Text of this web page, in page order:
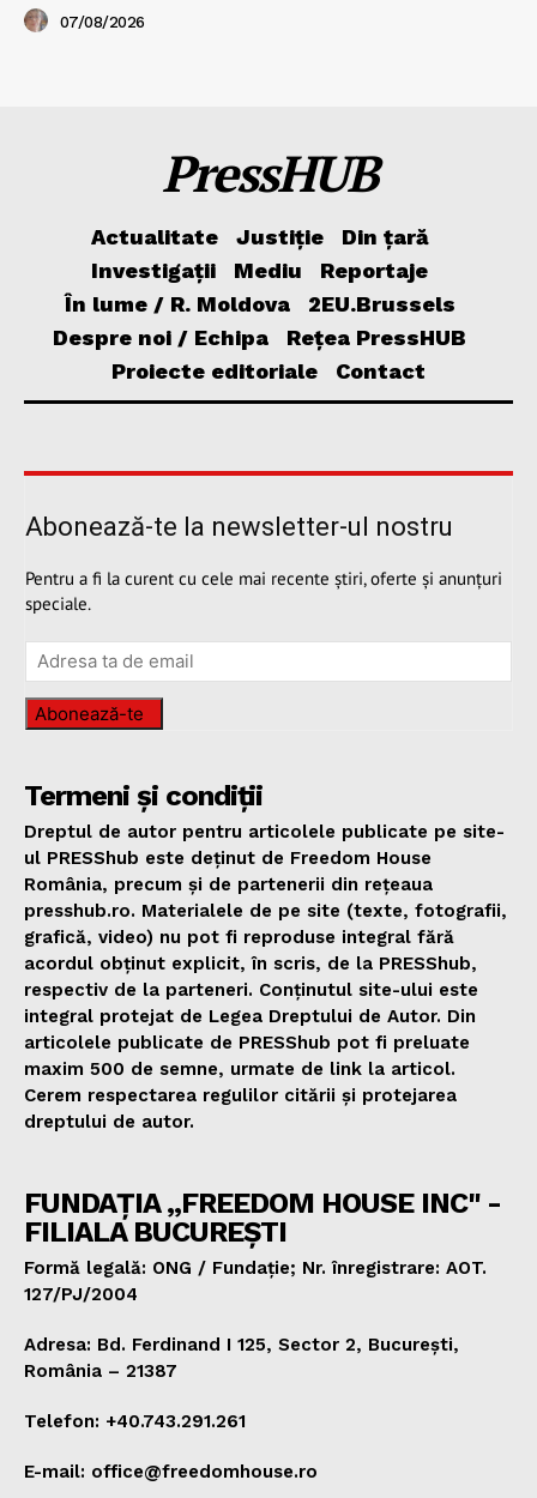
07/08/2026
PressHUB
Actualitate Justiție
Din țară
Investigații
Mediu
Reportaje
În lume / R. Moldova
2EU.Brussels
Despre noi / Echipa
Rețea PressHUB
Proiecte editoriale
Contact
Abonează-te la newsletter-ul nostru
Pentru a fi la curent cu cele mai recente știri, oferte și anunțuri
speciale.
Abonează-te
Termeni și condiții
Dreptul de autor pentru articolele publicate pe site-
ul PRESShub este deținut de Freedom House
România, precum și de partenerii din rețeaua
presshub.ro. Materialele de pe site (texte, fotografii,
grafică, video) nu pot fi reproduse integral fără
acordul obținut explicit, în scris, de la PRESShub,
respectiv de la parteneri. Conținutul site-ului este
integral protejat de Legea Dreptului de Autor. Din
articolele publicate de PRESShub pot fi preluate
maxim 500 de semne, urmate de link la articol.
Cerem respectarea regulilor citării și protejarea
dreptului de autor.
FUNDAȚIA „FREEDOM HOUSE INC" -
FILIALA BUCUREȘTI
Formă legală: ONG / Fundație; Nr. înregistrare: AOT.
127/PJ/2004
Adresa: Bd. Ferdinand I 125, Sector 2, București,
România – 21387
Telefon: +40.743.291.261
E-mail: office@freedomhouse.ro